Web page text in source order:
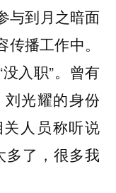
与到月之暗面
播工作中。
入职”。曾有
刘光耀的身份
人员称听说
多了，很多我